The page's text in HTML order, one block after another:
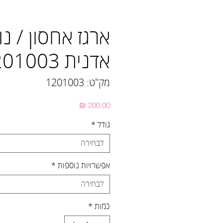
ארגז אחסון /
אדנית 1201003
מק"ט: 1201003
גודל *
לבחירה
אפשרויות נוספות *
לבחירה
כמות *